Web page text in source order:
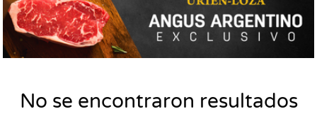
No se encontraron resultados